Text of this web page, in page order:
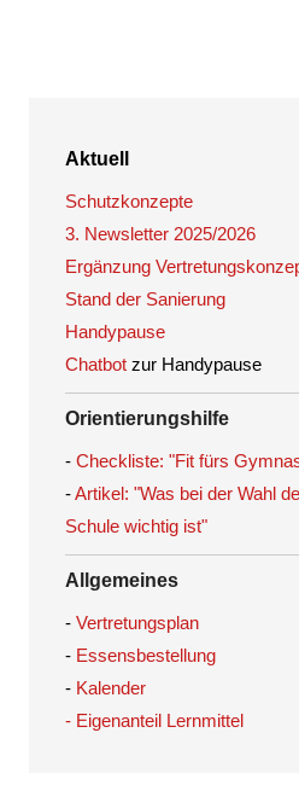
Aktuell
Schutzkonzepte
3. Newsletter 2025/2026
Ergänzung
Stand der Sanierung
Handypause
Chatbotzur Handypause
Orientierungshilfe
- Checkliste: "Fit fürs
-Artikel: "Was bei der Wahl
Schule wichtig ist"
Allgemeines
- Vertretungsplan
- Essensbestellung
- Kalender
- Eigenanteil Lernmittel